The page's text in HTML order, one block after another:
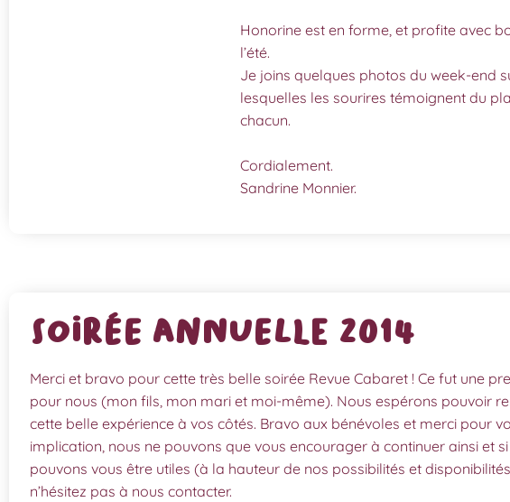
Honorine est en forme, et profite avec
l’été.
Je joins quelques photos du week-end
lesquelles les sourires témoignent du
chacun.
Cordialement.
Sandrine Monnier.
Soirée annuelle 2014
Merci et bravo pour cette très belle soirée Revue Cabaret ! Ce fut une
pour nous (mon fils, mon mari et moi-même). Nous espérons pouvoir
cette belle expérience à vos côtés. Bravo aux bénévoles et merci pour
implication, nous ne pouvons que vous encourager à continuer ainsi et
pouvons vous être utiles (à la hauteur de nos possibilités et
n’hésitez pas à nous contacter.